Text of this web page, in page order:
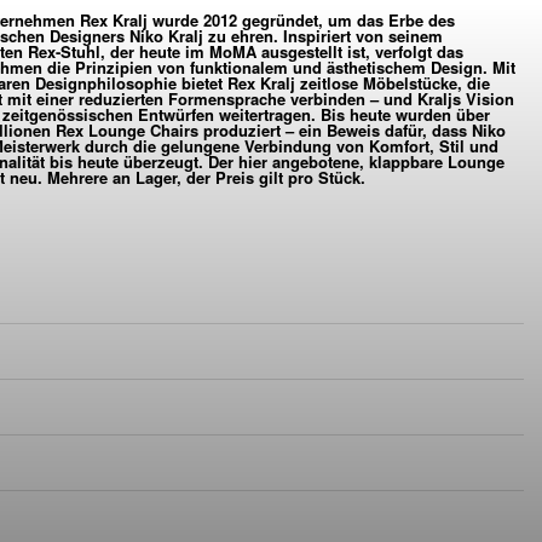
KRALJ IN BUCHE
VERFÜGBAR ARCHIV
Rex Kralj wurde 2012 gegründet, um das Erbe des
Designers Niko Kralj zu ehren. Inspiriert von seinem
Rex-Stuhl, der heute im MoMA ausgestellt ist, verfolgt das
die Prinzipien von funktionalem und ästhetischem Design. Mit
Designphilosophie bietet Rex Kralj zeitlose Möbelstücke, die
mit einer reduzierten Formensprache verbinden – und Kraljs Vision
Entwürfen weitertragen. Bis heute wurden über
Rex Lounge Chairs produziert – ein Beweis dafür, dass Niko
durch die gelungene Verbindung von Komfort, Stil und
bis heute überzeugt. Der hier angebotene, klappbare Lounge
neu. Mehrere an Lager, der Preis gilt pro Stück.